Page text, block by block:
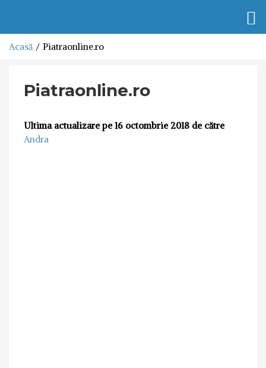
Acasă Piatraonline.ro
Piatraonline.ro
Ultima actualizare pe 16 octombrie 2018 de către
Andra